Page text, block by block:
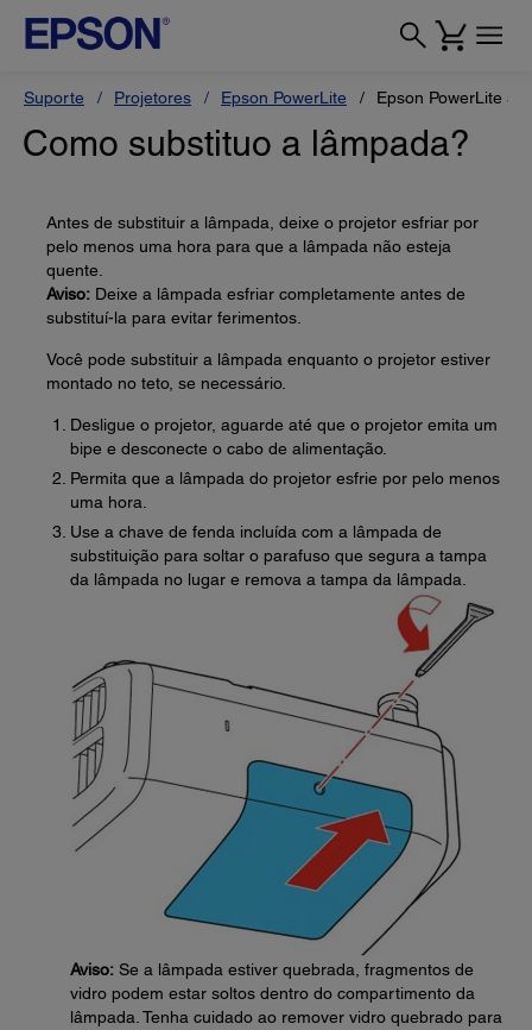
Suporte Projetores Epson PowerLite Epson PowerLite
Como substituo a lâmpada?
Antes de substituir a lâmpada, deixe o projetor esfriar por
pelo menos uma hora para que a lâmpada não esteja
quente.
Aviso: Deixe a lâmpada esfriar completamente antes de
substituí-la para evitar ferimentos.
Você pode substituir a lâmpada enquanto o projetor estiver
montado no teto, se necessário.
Desligue o projetor, aguarde até que o projetor emita um
bipe e desconecte o cabo de alimentação.
Permita que a lâmpada do projetor esfrie por pelo menos
uma hora.
Use a chave de fenda incluída com a lâmpada de
substituição para soltar o parafuso que segura a tampa
da lâmpada no lugar e remova a tampa da lâmpada.
Aviso: Se a lâmpada estiver quebrada, fragmentos de
vidro podem estar soltos dentro do compartimento da
lâmpada. Tenha cuidado ao remover vidro quebrado para